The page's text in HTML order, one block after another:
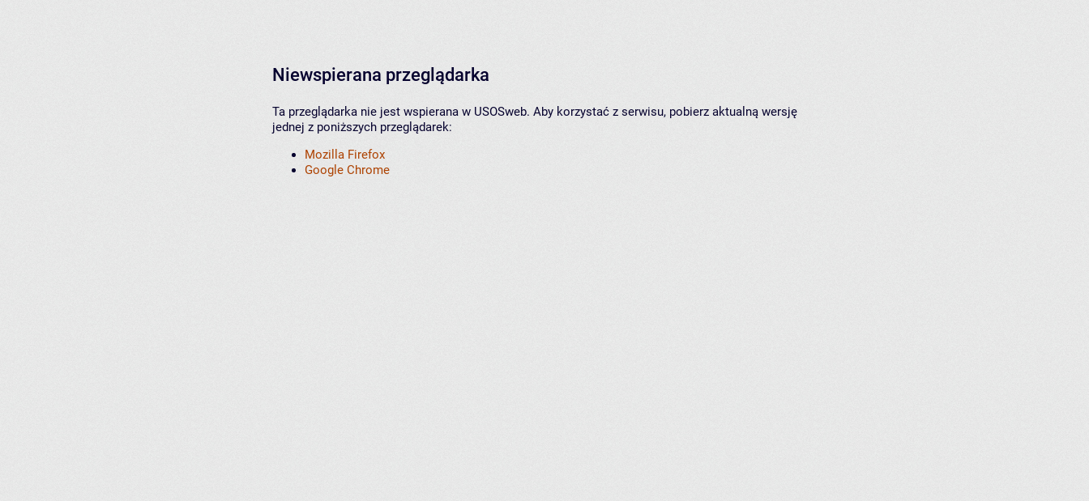
Niewspierana przeglądarka
Ta przeglądarka nie jest wspierana w USOSweb. Aby korzystać z serwisu, pobierz aktualną wersję
jednej z poniższych przeglądarek:
Mozilla Firefox
Google Chrome